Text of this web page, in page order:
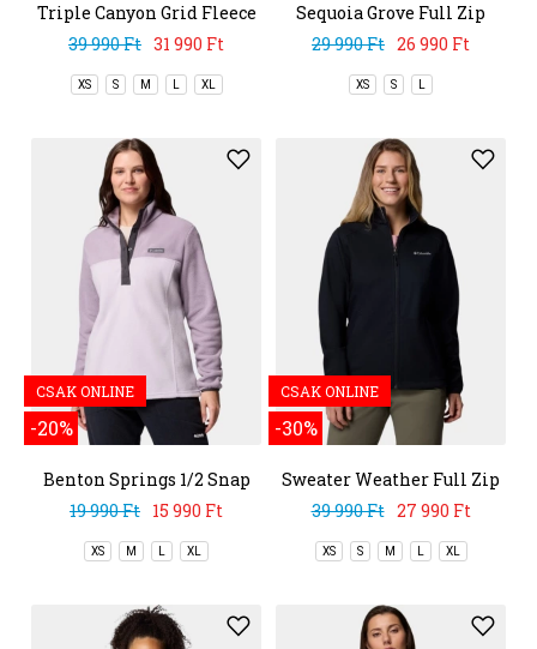
Triple Canyon Grid Fleece
Full Zip
39 990 Ft 31 990 Ft
XS S M L XL
Sequoia Grove Full Zip
Fleece
29 990 Ft 26 990 Ft
XS S L
CSAK ONLINE
-20%
Benton Springs 1/2 Snap
Pull Over II
19 990 Ft 15 990 Ft
XS M L XL
CSAK ONLINE
-30%
Sweater Weather Full Zip
39 990 Ft 27 990 Ft
XS S M L XL